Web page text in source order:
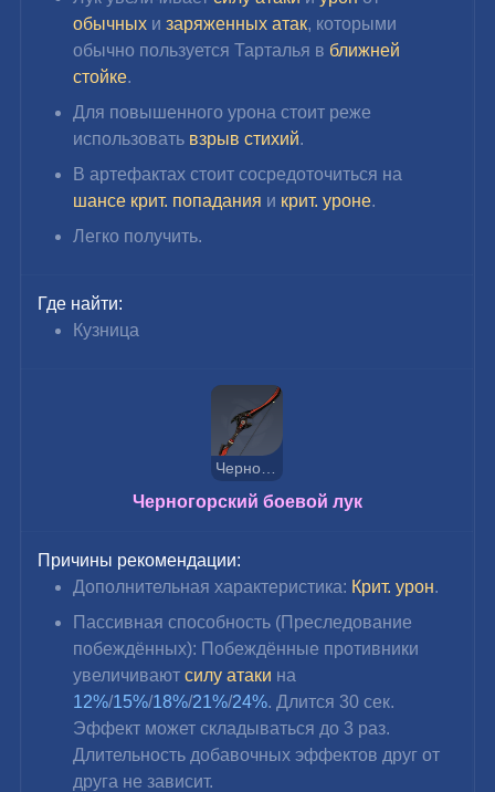
обычных и заряженных атак, которыми
обычно пользуется Тарталья в ближней
стойке.
Для повышенного урона стоит реже
использовать взрыв стихий.
В артефактах стоит сосредоточиться на
шансе крит. попадания и крит. уроне.
Легко получить.
Где найти:
Кузница
Черногорский боевой лук
Черногорский боевой лук
Причины рекомендации:
Дополнительная характеристика: Крит. урон.
Пассивная способность (Преследование
побеждённых): Побеждённые противники
увеличивают силу атаки на
12%/15%/18%/21%/24%. Длится 30 сек.
Эффект может складываться до 3 раз.
Длительность добавочных эффектов друг от
друга не зависит.